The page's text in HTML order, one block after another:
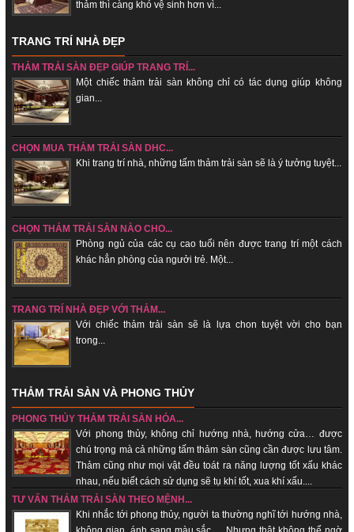
thảm thì càng khó vệ sinh hơn vì...
TRANG TRÍ NHÀ ĐẸP
THẢM TRẢI SÀN ĐẸP GIÚP TRANG TRÍ...
Một chiếc thảm trải sàn không chỉ có tác dụng giúp không
gian...
CHỌN MUA THẢM TRẢI SÀN DHC...
Khi trang trí nhà, những tấm thảm trải sàn sẽ là ý tưởng tuyệt...
CHỌN THẢM TRẢI SÀN NÀO CHO...
Phòng ngủ của các cụ cao tuổi nên được trang trí một cách
khác hẳn phòng của ngưởi trẻ. Một...
TRANG TRÍ NHÀ ĐẸP VỚI THẢM...
Với chiếc thảm trải sàn sẽ là lựa chon tuyệt vời cho bạn
trong...
THẢM TRẢI SÀN VÀ PHONG THỦY
PHONG THỦY THẢM TRẢI SÀN HÓA...
Với phong thủy, không chỉ hướng nhà, hướng cửa… được
chú trọng mà cả những tấm thảm sàn cũng cần được lưu tâm.
Thảm cũng như mọi vật đều toát ra năng lượng tốt xấu khác
nhau, nếu biết cách sử dụng sẽ tụ khí tốt, xua khí xấu....
TƯ VẤN THẢM TRẢI SÀN THEO MỆNH...
Khi nhắc tới phong thủy, người ta thường nghĩ tới hướng nhà,